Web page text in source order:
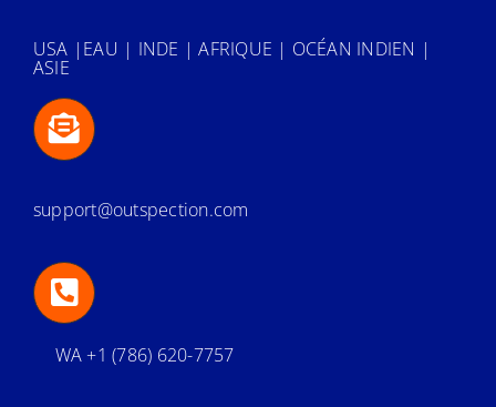
USA |EAU | INDE | AFRIQUE | OCÉAN INDIEN |
ASIE
support@outspection.com
WA +1 (786) 620-7757